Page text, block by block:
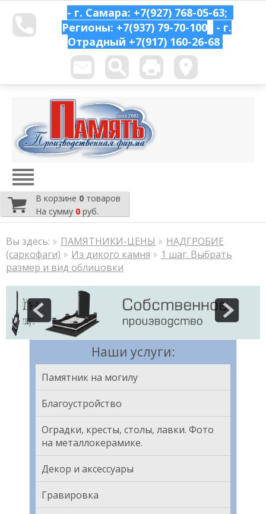
- г. Самара: +7(927) 768-05-63;
Регионы: +7(937) 79-70-100
- г.
Отрадный +7(917) 160-26-68
В корзине 0 товаров
На сумму 0 руб.
Вы здесь: ПАМЯТНИКИ-ЦЕНЫ
НАДГРОБИЕ
(саркофаги)
Из дикого камня
1 шаг. Выбрать
размер и вид облицовки
Наши услуги:
Памятник на могилу
Благоустройство
Оградки, кресты, столы, лавки. Фото
на металлокерамике.
Декор и аксессуары
Гравировка